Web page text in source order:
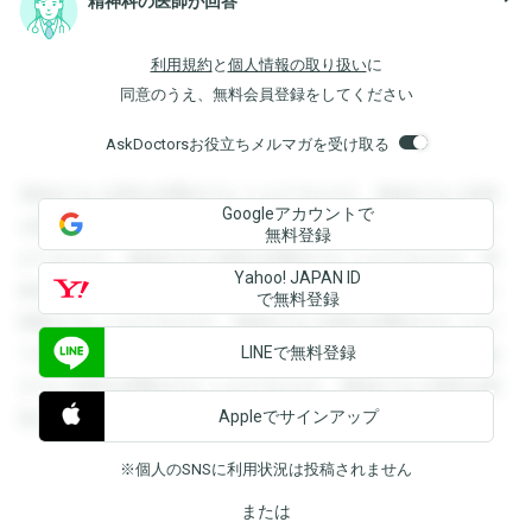
利用規約 と 個人情報の取り扱いに
同意のうえ、無料会員登録をしてください
AskDoctorsお役立ちメルマガを受け取る
登録すると回答を閲覧することができます。登録すると回答
を閲覧することができます。登録すると回答を閲覧すること
ができます。登録すると回答を閲覧することができます。登
録すると回答を閲覧することができます。登録すると回答を
閲覧することができます。登録すると回答を閲覧することが
できます。登録すると回答を閲覧することができます。登録
すると回答を閲覧することができます。登録すると回答を閲
覧することができます。
Googleアカウントで
無料登録
Yahoo! JAPAN ID
で無料登録
LINEで無料登録
Appleでサインアップ
※個人のSNSに利用状況は投稿されません
または